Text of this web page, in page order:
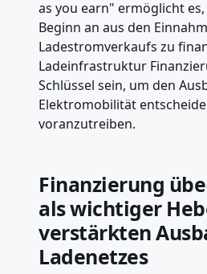
as you earn" ermöglicht
Beginn an aus den
Ladestromverkaufs zu
Ladeinfrastruktur
Schlüssel sein, um den
Elektromobilität
voranzutreiben.
Finanzierung
als wichtiger
verstärkten
Ladenetzes